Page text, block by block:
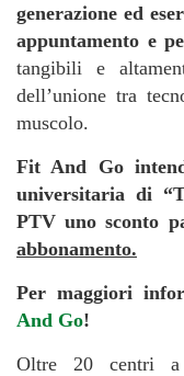
generazione ed
appuntamento e
tangibili e
dell’unione tra
muscolo.
Fit And Go
universitaria di
PTV uno sconto
abbonamento.
Per maggiori
And Go!
Oltre 20 centri